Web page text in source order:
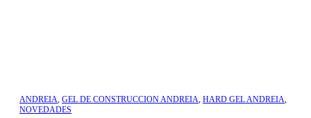
ANDREIA, GEL DE CONSTRUCCION ANDREIA, HARD GEL ANDREIA,
NOVEDADES